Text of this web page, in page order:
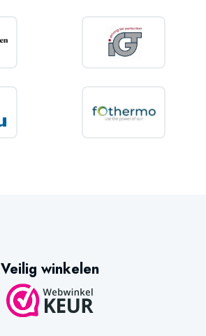
Veilig winkelen